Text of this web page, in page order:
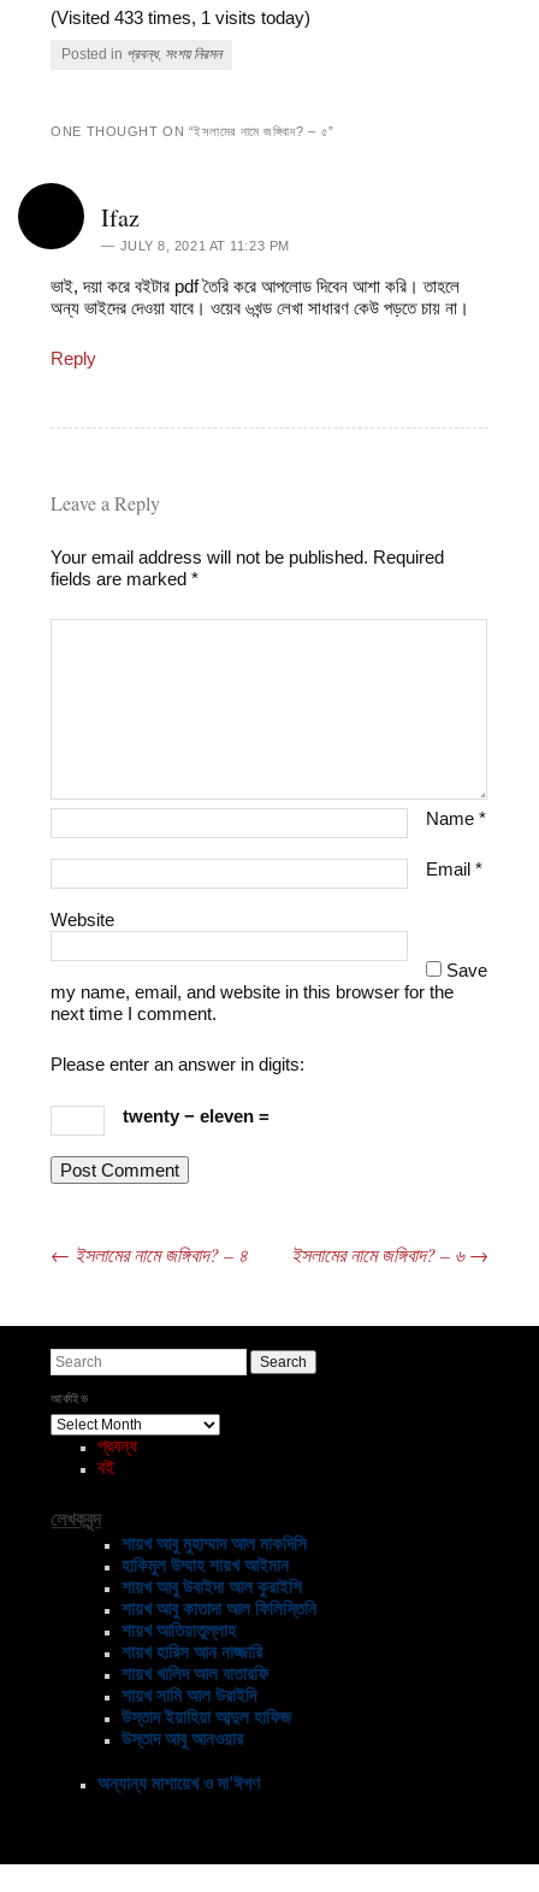
(Visited 433 times, 1 visits today)
Posted in প্রবন্ধ, সংশয় নিরসন
ONE THOUGHT ON “ইসলামের নামে জঙ্গিবাদ? – ৫”
Ifaz
JULY 8, 2021 AT 11:23 PM
ভাই, দয়া করে বইটার pdf তৈরি করে আপলোড দিবেন আশা করি। তাহলে
অন্য ভাইদের দেওয়া যাবে। ওয়েব ৬খন্ড লেখা সাধারণ কেউ পড়তে চায় না।
Reply
Leave a Reply
Your email address will not be published. Required
fields are marked*
Name*
Email*
Website
Save
my name, email, and website in this browser for the
next time I comment.
Please enter an answer in digits:
twenty − eleven =
← ইসলামের নামে জঙ্গিবাদ? – ৪ ইসলামের নামে জঙ্গিবাদ? – ৬→
Search
আর্কাইভ
আর্কাইভ
প্রবন্ধ
বই
লেখকবৃন্দ
শায়খ আবু মুহাম্মাদ আল মাকদিসি
হাকিমুল উম্মাহ শায়খ আইমান
শায়খ আবু উবাইদা আল কুরাইশি
শায়খ আবু কাতাদা আল ফিলিস্তিনি
শায়খ আতিয়াতুল্লাহ
শায়খ হারিস আন নাজ্জারি
শায়খ খালিদ আল বাতারফি
শায়খ সামি আল উরাইদি
উস্তাদ ইয়াহিয়া আব্দুল হাফিজ
উস্তাদ আবু আনওয়ার
অন্যান্য মাশায়েখ ও দা’ঈগণ